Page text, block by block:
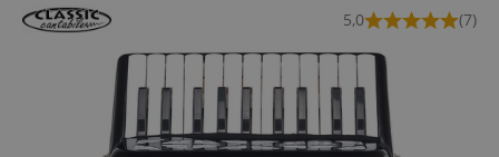
5,0 (7)